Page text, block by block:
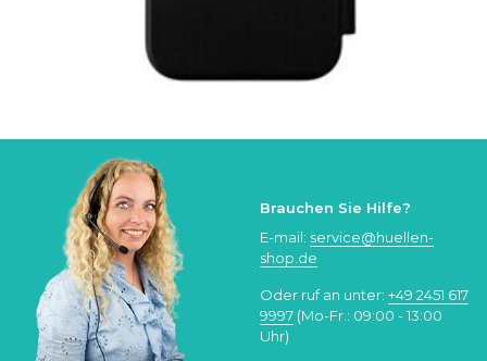
Brauchen Sie Hilfe?
E-mail: service@huellen-
shop.de
Oder ruf an unter: +49 2451 617
9997 (Mo-Fr.: 09:00 - 13:00
Uhr)